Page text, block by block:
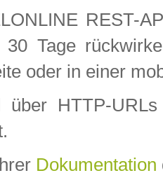
REST-
30 Tage
oder in einer
über HTTP-
Dokumentation